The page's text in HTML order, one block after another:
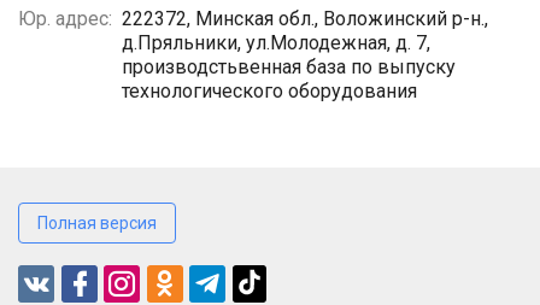
Юр. адрес: 222372, Минская обл., Воложинский р-н.,
д.Пряльники, ул.Молодежная, д. 7,
производстьвенная база по выпуску
технологического оборудования
Полная версия